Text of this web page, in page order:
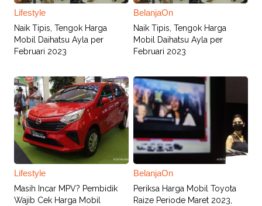
Lifestyle
Naik Tipis, Tengok Harga
Mobil Daihatsu Ayla per
Februari 2023
BelanjaOn
Naik Tipis, Tengok Harga
Mobil Daihatsu Ayla per
Februari 2023
Lifestyle
Masih Incar MPV? Pembidik
Wajib Cek Harga Mobil
BelanjaOn
Periksa Harga Mobil Toyota
Raize Periode Maret 2023,